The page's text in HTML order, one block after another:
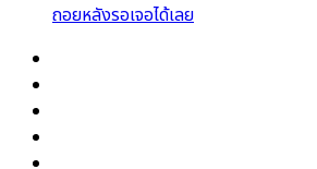
ถอยหลังรอเจอได้เลย